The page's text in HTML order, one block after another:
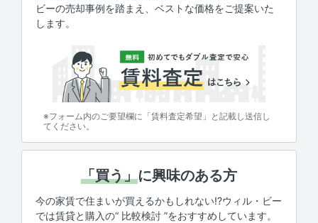
ビーの売却事例を踏まえ、ベストな価格をご提案いた
します。
※フォーム内のご要望欄に「賃料査定希望」と記載し送信し
てください。
「買う」に興味のある方
今の家賃で住まいが買えるかもしれない!?ウィル・ビー
では賃貸と購入の“ 比較検討 ”をおすすめしています。